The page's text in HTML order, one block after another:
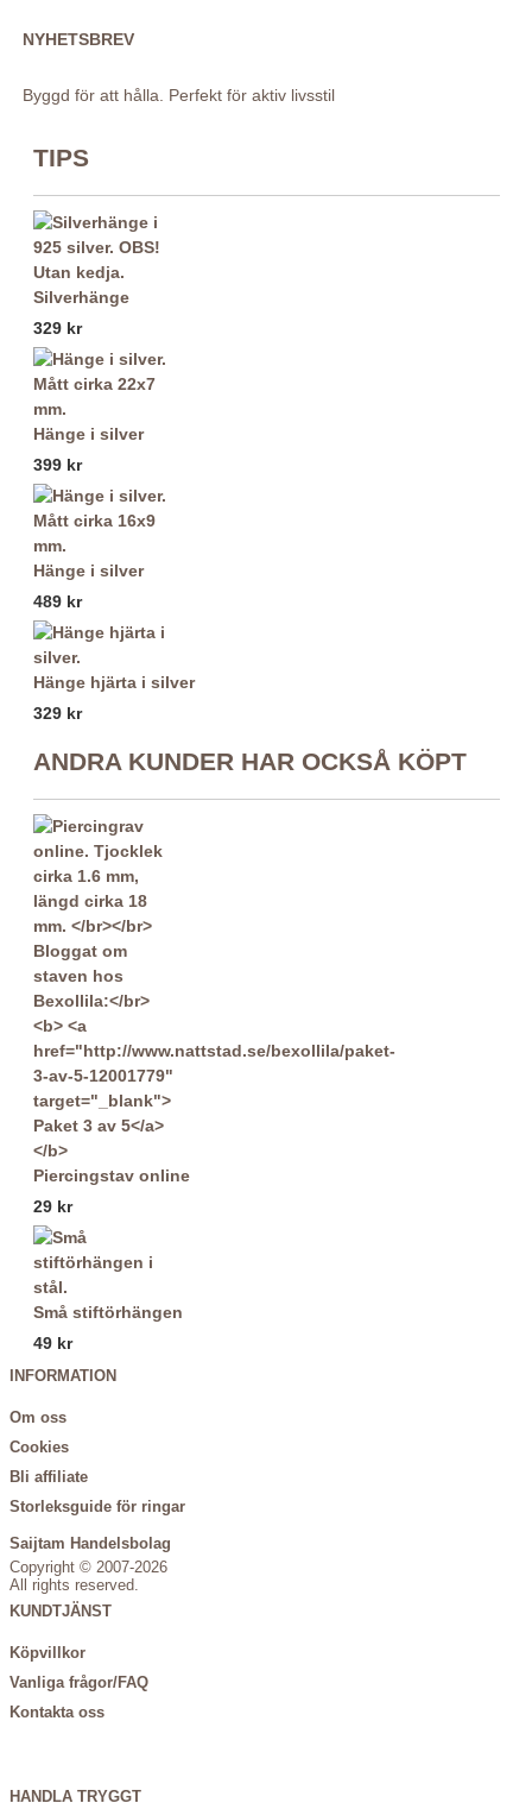
NYHETSBREV
Byggd för att hålla. Perfekt för aktiv livsstil
TIPS
Silverhänge
329 kr
Hänge i silver
399 kr
Hänge i silver
489 kr
Hänge hjärta i silver
329 kr
ANDRA KUNDER HAR OCKSÅ KÖPT
Piercingstav online
29 kr
Små stiftörhängen
49 kr
INFORMATION
Om oss
Cookies
Bli affiliate
Storleksguide för ringar
Saijtam Handelsbolag
Copyright © 2007-2026
All rights reserved.
KUNDTJÄNST
Köpvillkor
Vanliga frågor/FAQ
Kontakta oss
HANDLA TRYGGT